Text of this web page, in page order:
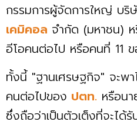
กรรมการผู้จัดการใหญ่ บริ
เคมิคอล จำกัด (มหาชน)
อีโอคนต่อไป หรือคนที่ 11
ทั้งนี้ "ฐานเศรษฐกิจ" จะพ
คนต่อไปของ ปตท. หรือน
ซึ่งถือว่าเป็นตัวเต็งที่จะได้